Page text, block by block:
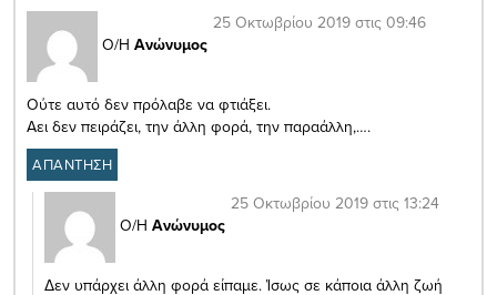
Ο/Η Ανώνυμος
25 Οκτωβρίου 2019 στις 09:46
Ούτε αυτό δεν πρόλαβε να φτιάξει.
Αει δεν πειράζει, την άλλη φορά, την παραάλλη,….
ΑΠΑΝΤΗΣΗ
Ο/Η Ανώνυμος
25 Οκτωβρίου 2019 στις 13:24
Δεν υπάρχει άλλη φορά είπαμε. Ίσως σε κάποια άλλη ζωή